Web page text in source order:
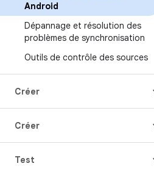
Android
Dépannage et résolution des
problèmes de synchronisation
Outils de contrôle des sources
Créer
Créer
Test